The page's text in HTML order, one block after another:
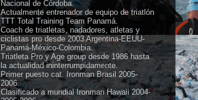
Nacional de Córdoba.
Actualmente entrenador de equipo de triatlón
TTT Total Training Team Panamá.
Coach de triatletas, nadadores, atletas y
ciclistas pro desde 2003 Argentina-EEUU-
Panamá-México-Colombia.
Triatleta Pro y Age group desde 1986 hasta
la actualidad ininterrumpidamente.
Primer puesto cat. Ironman Brasil 2005-
2006.
Clasificado a mundial Ironman Hawaii 2004-